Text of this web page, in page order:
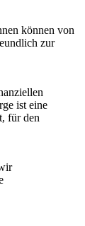
können von
zur
ist eine
für den